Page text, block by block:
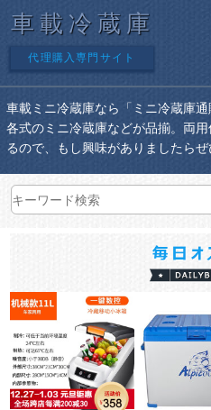
車載冷蔵庫
代理購入専門サイト
車載ミニ冷蔵庫なら「ミニ冷蔵庫
各式のミニ冷蔵庫などが品揃。両
るので、もし興味がありましたら